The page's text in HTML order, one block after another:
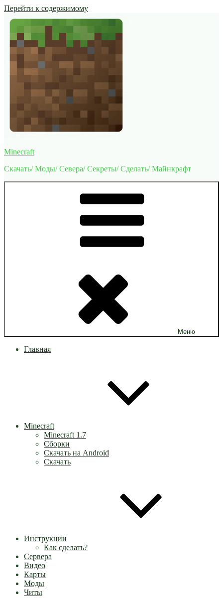
Перейти к содержимому
Minecraft
Скачать/ Моды/ Севера/ Секреты/ Сделать/ Майнкрафт
Меню
Главная
Minecraft
Minecraft 1.7
Сборки
Скачать на Android
Скачать
Инструкции
Как сделать?
Сервера
Видео
Карты
Моды
Читы